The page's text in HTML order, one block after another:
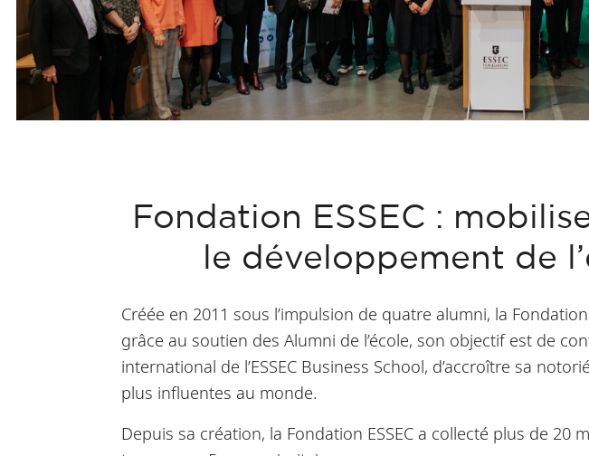
Fondation ESSEC :
le développement de
Créée en 2011 sous l’impulsion de quatre alumni, la
grâce au soutien des Alumni de l’école, son objectif est de
international de l’ESSEC Business School, d’accroître sa
plus influentes au monde.
Depuis sa création, la Fondation ESSEC a collecté plus de